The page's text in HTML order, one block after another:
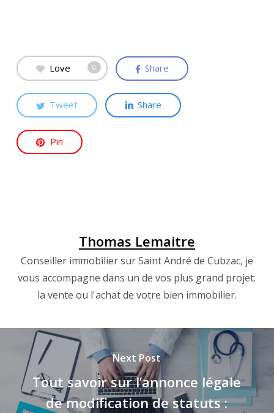
Love 0 Share
Tweet Share
Pin
Thomas Lemaitre
Conseiller immobilier sur Saint André de Cubzac, je
vous accompagne dans un de vos plus grand projet:
la vente ou l'achat de votre bien immobilier.
Next Post
Tout savoir sur l’annonce légale
de modification de statuts :